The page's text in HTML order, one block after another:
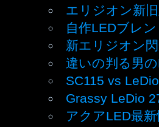
エリジオン新
自作LEDブレ
新エリジオン
違いの判る男
SC115 vs
Grassy LeDio
アクアLED最